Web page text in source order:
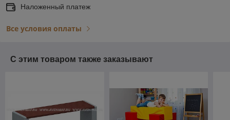
Наложенный платеж
Все условия оплаты
С этим товаром также заказывают